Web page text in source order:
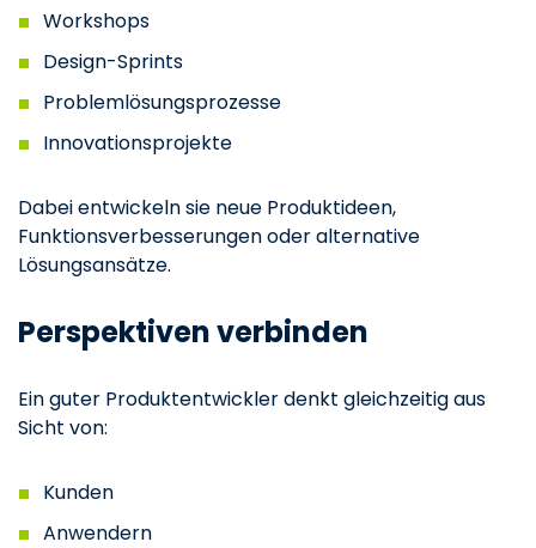
Workshops
Design-Sprints
Problemlösungsprozesse
Innovationsprojekte
Dabei entwickeln sie neue Produktideen,
Funktionsverbesserungen oder alternative
Lösungsansätze.
Perspektiven verbinden
Ein guter Produktentwickler denkt gleichzeitig aus
Sicht von:
Kunden
Anwendern